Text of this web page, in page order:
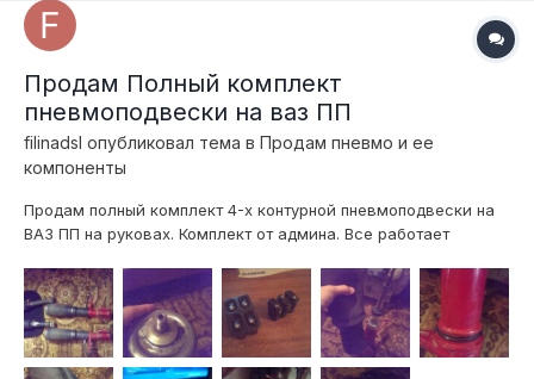
Продам Полный комплект
пневмоподвески на ваз ПП
filinadsl опубликовал тема в Продам пневмо и ее
компоненты
Продам полный комплект 4-х контурной пневмоподвески на
ВАЗ ПП на руковах. Комплект от админа. Все работает
Отправлю в регионы, по всем вопросам звоните, расскажу
все. +79805592610